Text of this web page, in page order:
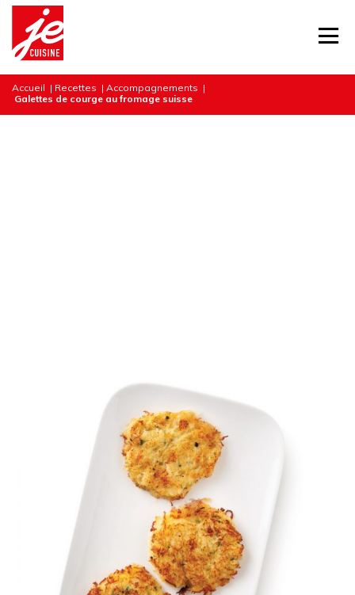
Accueil | Recettes | Accompagnements |
Galettes de courge au fromage suisse